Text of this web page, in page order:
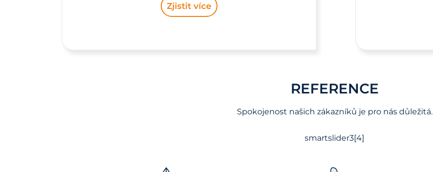
Zjistit více
REFERENCE
Spokojenost našich zákazníků je pro nás důležitá.
smartslider3[4]